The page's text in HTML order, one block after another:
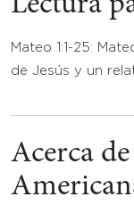
Mateo 1:1-25:
de Jesús y un
Acerca